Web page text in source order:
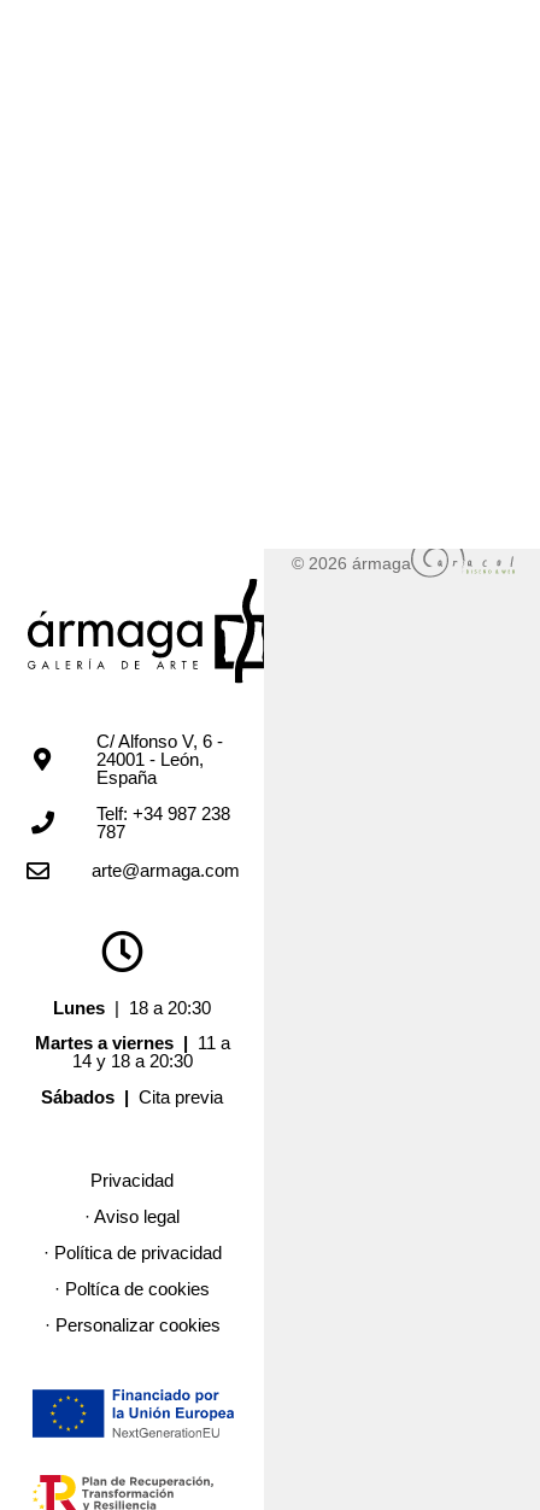
C/ Alfonso V, 6 -
24001 - León,
España
Telf: +34 987 238
787
arte@armaga.com
Lunes | 18 a 20:30
Martes a viernes | 11 a
14 y 18 a 20:30
Sábados |Cita previa
Privacidad
· Aviso legal
· Política de privacidad
· Poltíca de cookies
· Personalizar cookies
© 2026 ármaga